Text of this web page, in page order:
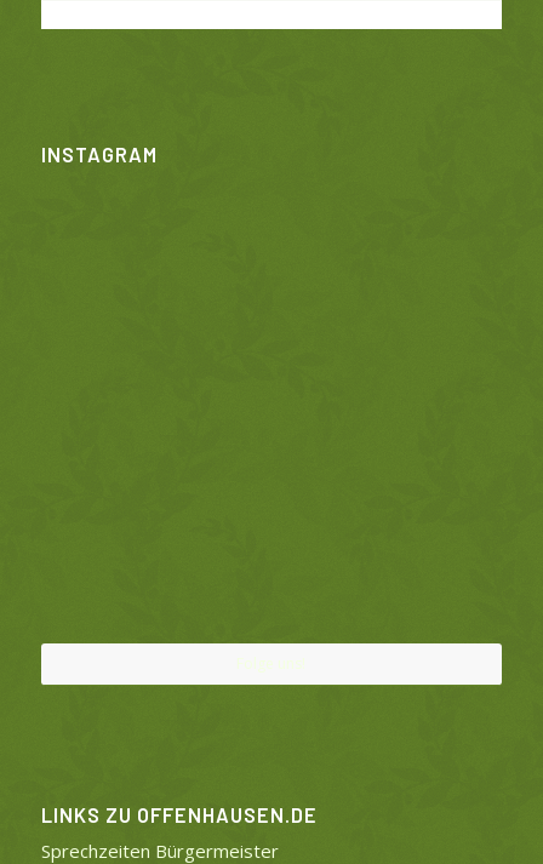
INSTAGRAM
Folge uns!
LINKS ZU OFFENHAUSEN.DE
Sprechzeiten Bürgermeister